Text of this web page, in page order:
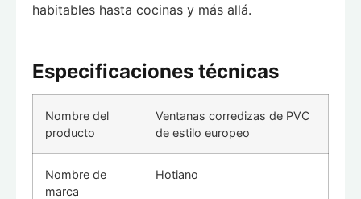
habitables hasta cocinas y más allá.
Especificaciones técnicas
Nombre del
producto
Ventanas corredizas de PVC
de estilo europeo
Nombre de
marca
Hotiano